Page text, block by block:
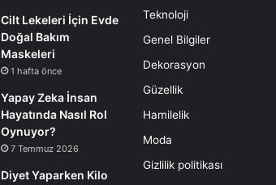
Cilt Lekeleri İçin Evde
Doğal Bakım
Maskeleri
1 hafta önce
Yapay Zeka İnsan
Hayatında Nasıl Rol
Oynuyor?
7 Temmuz 2026
Diyet Yaparken Kilo
Teknoloji
Genel Bilgiler
Dekorasyon
Güzellik
Hamilelik
Moda
Gizlilik politikası